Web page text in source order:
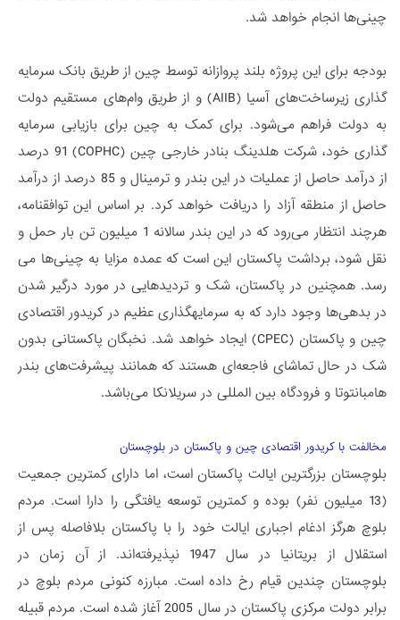
چینی­‌ها انجام خواهد شد.
بودجه برای این پروژه بلند پروازانه توسط چین از طریق بانک سرمایه­‌
گذاری زیرساخت­‌های آسیا (AIIB) و از طریق وام­‌های مستقیم دولت
به دولت فراهم می­‌شود. برای کمک به چین برای بازیابی سرمایه­‌
گذاری خود، شرکت هلدینگ بنادر خارجی چین (COPHC) 91 درصد
از درآمد حاصل از عملیات در این بندر و ترمینال و 85 درصد از درآمد
حاصل از منطقه آزاد را دریافت خواهد کرد. بر اساس این توافقنامه،
هرچند انتظار می­‌رود که در این بندر سالانه 1 میلیون تن بار حمل و
نقل شود، برداشت پاکستان این است که عمده مزایا به چینی­‌ها می­‌
رسد. همچنین در پاکستان، شک و تردیدهایی در مورد درگیر شدن
در بدهی‌ها وجود دارد که به سرمایه­گذاری عظیم در کریدور اقتصادی
چین و پاکستان (CPEC) ایجاد خواهد شد. نخبگان پاکستانی بدون
شک در حال تماشای فاجعه­‌ای هستند که همانند پیشرفت­‌های بندر
هامبانتوتا و فرودگاه بین­ المللی در سری­لانکا می­‌باشد.
مخالفت با کریدور اقتصادی چین و پاکستان در بلوچستان
بلوچستان بزرگترین ایالت پاکستان است، اما دارای کمترین جمعیت
(13 میلیون نفر) بوده و کمترین توسعه یافتگی را دارا است. مردم
بلوچ هرگز ادغام اجباری ایالت خود را با پاکستان بلافاصله پس از
استقلال از بریتانیا در سال 1947 نپذیرفته­‌اند. از آن زمان در
بلوچستان چندین قیام رخ داده است. مبارزه کنونی مردم بلوچ در
برابر دولت مرکزی پاکستان در سال 2005 آغاز شده است. مردم قبیله­‌